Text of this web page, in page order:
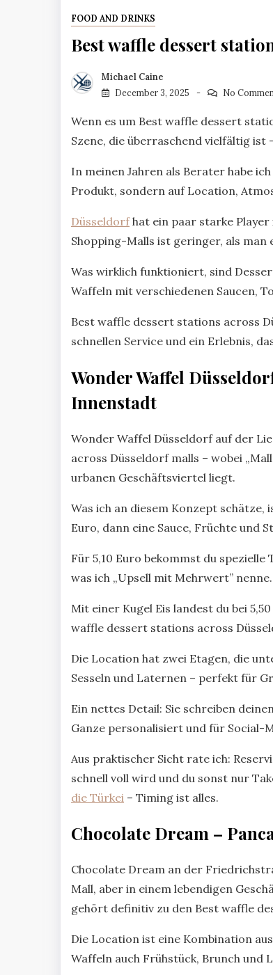
FOOD AND DRINKS
Best waffle dessert
Michael Caine
December 3, 2025
No
Wenn es um Best waffle dessert
Szene, die überraschend vielfältig
In meinen Jahren als Berater habe
Produkt, sondern auf Location,
Düsseldorfhat ein paar starke Player
Shopping-Malls ist geringer, als
Was wirklich funktioniert, sind
Waffeln mit verschiedenen Saucen,
Best waffle dessert stations across
schnellen Service und ein Erlebnis,
Wonder Waffel
Innenstadt
Wonder Waffel Düsseldorf auf der
across Düsseldorf malls – wobei
urbanen Geschäftsviertel liegt.
Was ich an diesem Konzept
Euro, dann eine Sauce, Früchte und
Für 5,10 Euro bekommst du
was ich „Upsell mit Mehrwert” nenne.
Mit einer Kugel Eis landest du bei
waffle dessert stations across
Die Location hat zwei Etagen, die
Sesseln und Laternen – perfekt für
Ein nettes Detail: Sie schreiben
Ganze personalisiert und für Social-
Aus praktischer Sicht rate ich:
schnell voll wird und du sonst nur
die Türkei – Timing ist alles.
Chocolate Dream –
Chocolate Dream an der
Mall, aber in einem lebendigen
gehört definitiv zu den Best waffle
Die Location ist eine Kombination
Waffeln auch Frühstück, Brunch und